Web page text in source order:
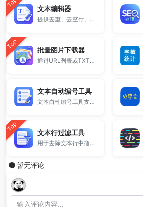
Top 文本编辑器
提供去重、去空行、排序、反转、随机打乱及大小写转换。适合整理词表、URL 列表与多行文本，打开即用。
Top 批量图片下载器
通过URL列表或TXT文件导入图片链接，一键批量下载并自动打包ZIP文件。
文本自动编号工具
文本自动编号工具支持为每行文本批量添加序号，支持自定义起始数字、编号格式与补零规则，适用于文本整理、数据标记与列表生成等场景。
Top 文本行过滤工具
用于去除文本行中指定的内容。
暂无评论